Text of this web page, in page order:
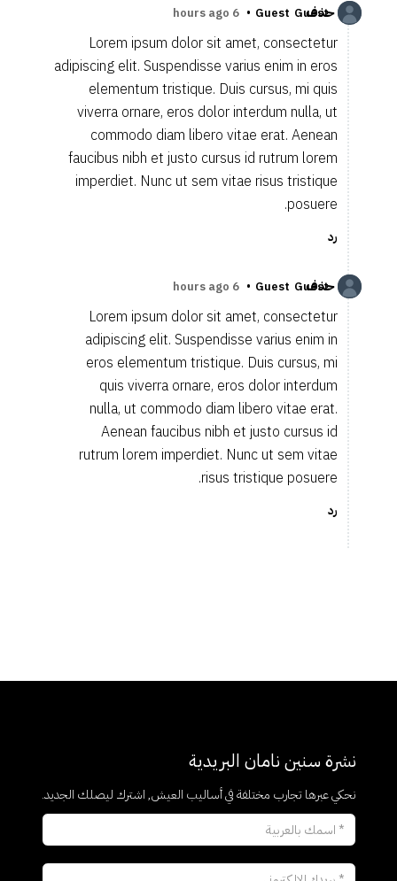
Guest
Guest
•
6 hours ago حذف
Lorem ipsum dolor sit amet, consectetur
adipiscing elit. Suspendisse varius enim in eros
elementum tristique. Duis cursus, mi quis
viverra ornare, eros dolor interdum nulla, ut
commodo diam libero vitae erat. Aenean
faucibus nibh et justo cursus id rutrum lorem
imperdiet. Nunc ut sem vitae risus tristique
posuere.
رد
Guest
Guest
•
6 hours ago حذف
Lorem ipsum dolor sit amet, consectetur
adipiscing elit. Suspendisse varius enim in
eros elementum tristique. Duis cursus, mi
quis viverra ornare, eros dolor interdum
nulla, ut commodo diam libero vitae erat.
Aenean faucibus nibh et justo cursus id
rutrum lorem imperdiet. Nunc ut sem vitae
risus tristique posuere.
رد
نشرة سنين نامان البريدية
نحكي عبرها تجارب مختلفة في أساليب العيش, اشترك ليصلك الجديد.